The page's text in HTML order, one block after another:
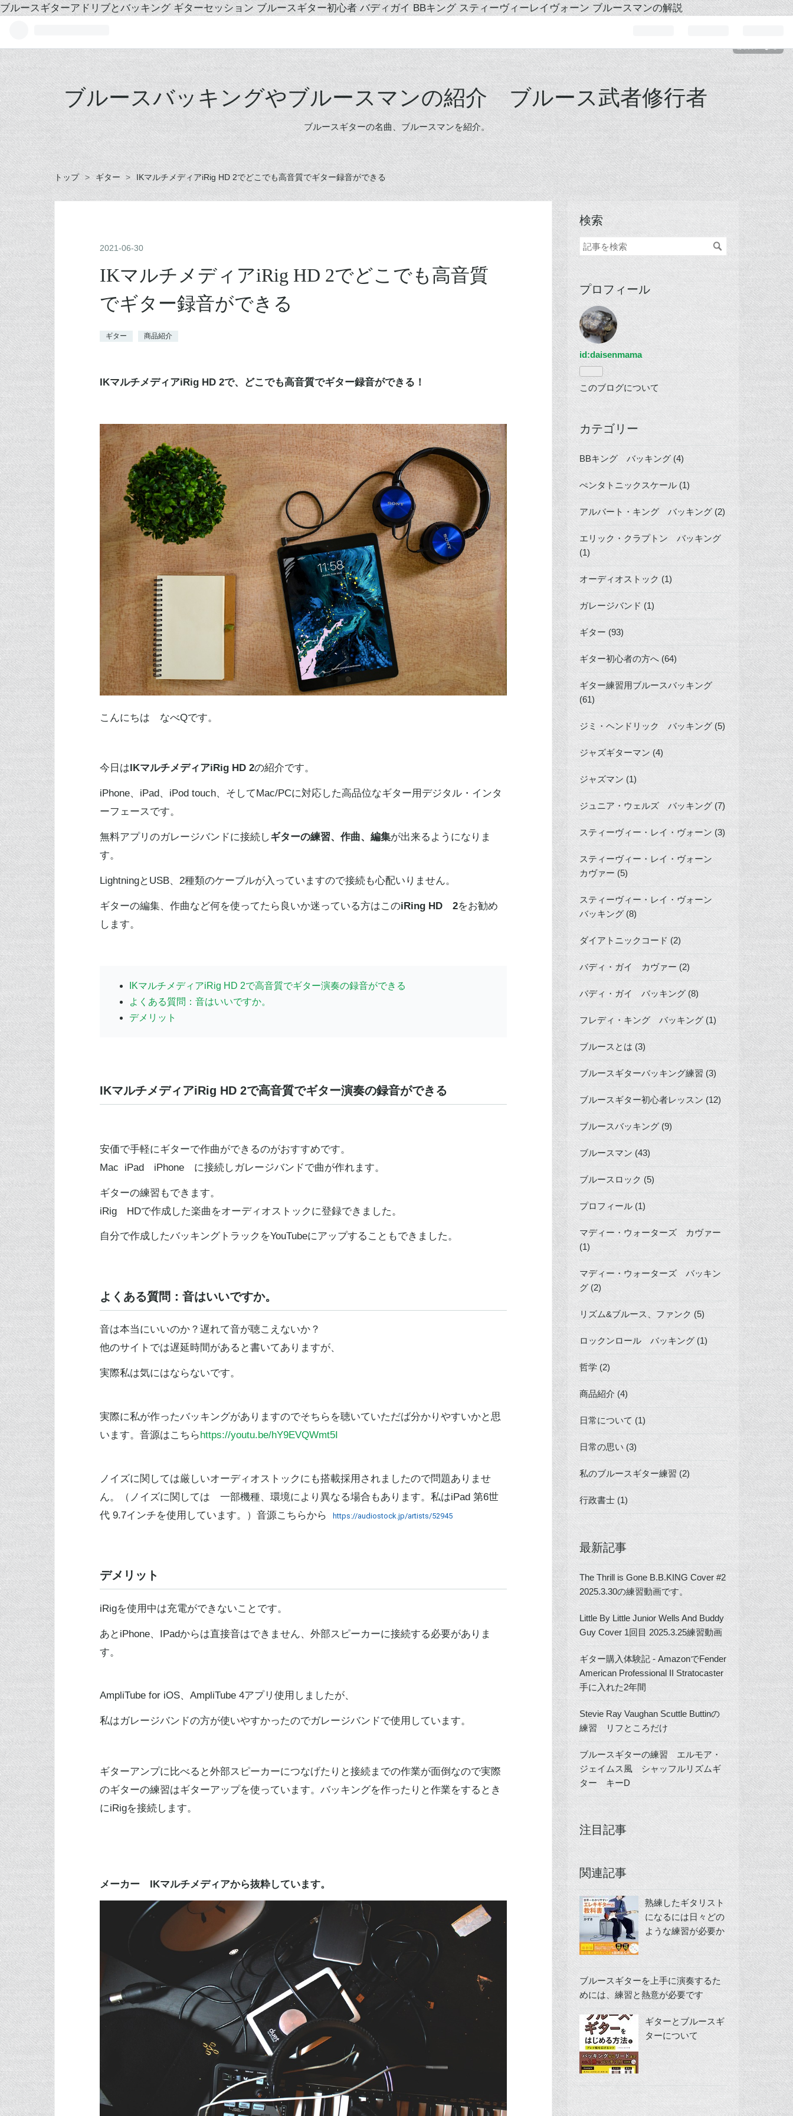
ブルースギターアドリブとバッキング ギターセッション ブルースギター初心者 バディガイ BBキング スティーヴィーレイヴォーン ブルースマンの解説
ブルースバッキングやブルースマンの紹介 ブルース武者修行者
ブルースギターの名曲、ブルースマンを紹介。
トップ > ギター > IKマルチメディアiRig HD 2でどこでも高音質でギター録音ができる
2021-06-30
IKマルチメディアiRig HD 2でどこでも高音質
でギター録音ができる
ギター 商品紹介
IKマルチメディアiRig HD 2で、どこでも高音質でギター録音ができる！
こんにちは なべQです。
今日は IKマルチメディアiRig HD 2の紹介です。
iPhone、iPad、iPod touch、そしてMac/PCに対応した高品位なギター用デジタル・インタ
ーフェースです。
無料アプリのガレージバンドに接続しギターの練習、作曲、編集が出来るようになりま
す。
LightningとUSB、2種類のケーブルが入っていますので接続も心配いりません。
ギターの編集、作曲など何を使ってたら良いか迷っている方はこのiRing HD 2をお勧め
します。
IKマルチメディアiRig HD 2で高音質でギター演奏の録音ができる
よくある質問：音はいいですか。
デメリット
IKマルチメディアiRig HD 2で高音質でギター演奏の録音ができる
安価で手軽にギターで作曲ができるのがおすすめです。
Mac iPad iPhone に接続しガレージバンドで曲が作れます。
ギターの練習もできます。
iRig HDで作成した楽曲をオーディオストックに登録できました。
自分で作成したバッキングトラックをYouTubeにアップすることもできました。
よくある質問：音はいいですか。
音は本当にいいのか？遅れて音が聴こえないか？
他のサイトでは遅延時間があると書いてありますが、
実際私は気にはならないです。
実際に私が作ったバッキングがありますのでそちらを聴いていただば分かりやすいかと思
います。音源はこちらhttps://youtu.be/hY9EVQWmt5I
ノイズに関しては厳しいオーディオストックにも搭載採用されましたので問題ありませ
ん。（ノイズに関しては 一部機種、環境により異なる場合もあります。私はiPad 第6世
代 9.7インチを使用しています。）音源こちらから
https://audiostock.jp/artists/52945
デメリット
iRigを使用中は充電ができないことです。
あとiPhone、IPadからは直接音はできません、外部スピーカーに接続する必要がありま
す。
AmpliTube for iOS、AmpliTube 4アプリ使用しましたが、
私はガレージバンドの方が使いやすかったのでガレージバンドで使用しています。
ギターアンプに比べると外部スピーカーにつなげたりと接続までの作業が面倒なので実際
のギターの練習はギターアップを使っています。バッキングを作ったりと作業をするとき
にiRigを接続します。
メーカー IKマルチメディアから抜粋しています。
検索
プロフィール
id:daisenmama
このブログについて
カテゴリー
BBキング バッキング (4)
ぺンタトニックスケール (1)
アルバート・キング バッキング (2)
エリック・クラプトン バッキング
(1)
オーディオストック (1)
ガレージバンド (1)
ギター (93)
ギター初心者の方へ (64)
ギター練習用ブルースバッキング
(61)
ジミ・ヘンドリック バッキング (5)
ジャズギターマン (4)
ジャズマン (1)
ジュニア・ウェルズ バッキング (7)
スティーヴィー・レイ・ヴォーン (3)
スティーヴィー・レイ・ヴォーン
カヴァー (5)
スティーヴィー・レイ・ヴォーン
バッキング (8)
ダイアトニックコード (2)
バディ・ガイ カヴァー (2)
バディ・ガイ バッキング (8)
フレディ・キング バッキング (1)
ブルースとは (3)
ブルースギターバッキング練習 (3)
ブルースギター初心者レッスン (12)
ブルースバッキング (9)
ブルースマン (43)
ブルースロック (5)
プロフィール (1)
マディー・ウォーターズ カヴァー
(1)
マディー・ウォーターズ バッキン
グ (2)
リズム&ブルース、ファンク (5)
ロックンロール バッキング (1)
哲学 (2)
商品紹介 (4)
日常について (1)
日常の思い (3)
私のブルースギター練習 (2)
行政書士 (1)
最新記事
The Thrill is Gone B.B.KING Cover #2
2025.3.30の練習動画です。
Little By Little Junior Wells And Buddy
Guy Cover 1回目 2025.3.25練習動画
ギター購入体験記 - AmazonでFender
American Professional II Stratocaster
手に入れた2年間
Stevie Ray Vaughan Scuttle Buttinの
練習 リフところだけ
ブルースギターの練習 エルモア・
ジェイムス風 シャッフルリズムギ
ター キーD
注目記事
関連記事
熟練したギタリスト
になるには日々どの
ような練習が必要か
ブルースギターを上手に演奏するた
めには、練習と熱意が必要です
ギターとブルースギ
ターについて